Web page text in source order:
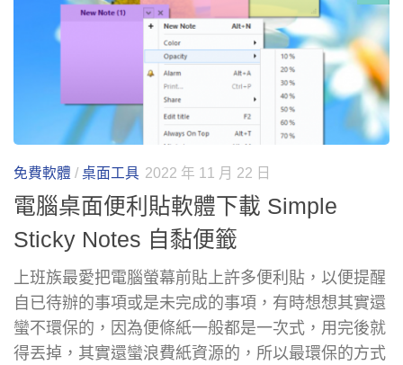
免費軟體 / 桌面工具 2022 年 11 月 22 日
電腦桌面便利貼軟體下載 Simple
Sticky Notes 自黏便籤
上班族最愛把電腦螢幕前貼上許多便利貼，以便提醒
自已待辦的事項或是未完成的事項，有時想想其實還
蠻不環保的，因為便條紙一般都是一次式，用完後就
得丟掉，其實還蠻浪費紙資源的，所以最環保的方式